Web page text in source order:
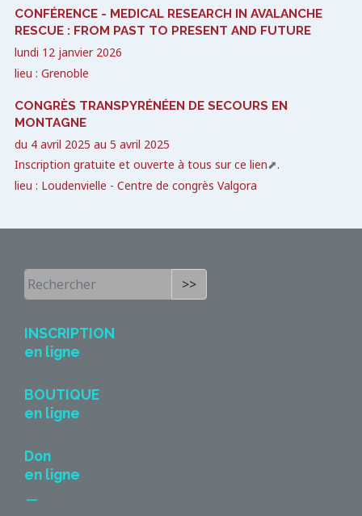
>>
INSCRIPTION
en ligne
BOUTIQUE
en ligne
Don
en ligne
CONFÉRENCE - MEDICAL RESEARCH IN AVALANCHE
RESCUE : FROM PAST TO PRESENT AND FUTURE
lundi 12 janvier 2026
lieu : Grenoble
CONGRÈS TRANSPYRÉNÉEN DE SECOURS EN
MONTAGNE
du 4 avril 2025 au 5 avril 2025
Inscription gratuite et ouverte à tous surce lien
.
lieu : Loudenvielle - Centre de congrès Valgora